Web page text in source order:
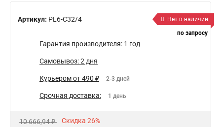
Артикул: PL6-C32/4
Нет в наличии
по запросу
Гарантия производителя: 1 год
Самовывоз: 2 дня
Курьером от 490 ₽ 2-3 дней
Срочная доставка: 1 день
10 666,94 ₽ Скидка 26%